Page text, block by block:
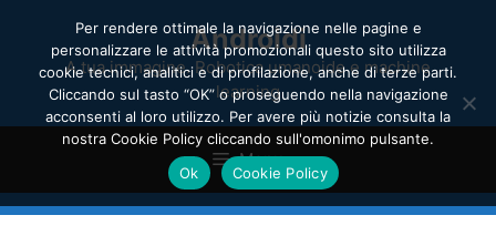
contenuto
Androidi
A tua immagine. Robotica umanoide e machine
learning
Menu
Per rendere ottimale la navigazione nelle pagine e
personalizzare le attività promozionali questo sito utilizza
cookie tecnici, analitici e di profilazione, anche di terze parti.
Cliccando sul tasto “OK” o proseguendo nella navigazione
acconsenti al loro utilizzo. Per avere più notizie consulta la
nostra Cookie Policy cliccando sull'omonimo pulsante.
Ok
Cookie Policy